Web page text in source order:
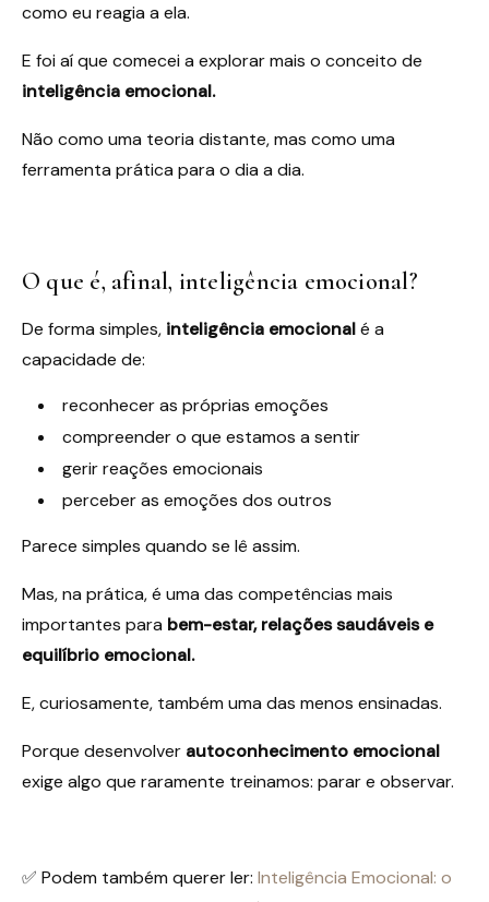
como eu reagia a ela.
E foi aí que comecei a explorar mais o conceito de
inteligência emocional.
Não como uma teoria distante, mas como uma
ferramenta prática para o dia a dia.
O que é, afinal, inteligência emocional?
De forma simples, inteligência emocionalé a
capacidade de:
reconhecer as próprias emoções
compreender o que estamos a sentir
gerir reações emocionais
perceber as emoções dos outros
Parece simples quando se lê assim.
Mas, na prática, é uma das competências mais
importantes para bem-estar, relações saudáveis e
equilíbrio emocional.
E, curiosamente, também uma das menos ensinadas.
Porque desenvolver autoconhecimento emocional
exige algo que raramente treinamos: parar e observar.
✅ Podem também querer ler: Inteligência Emocional: o